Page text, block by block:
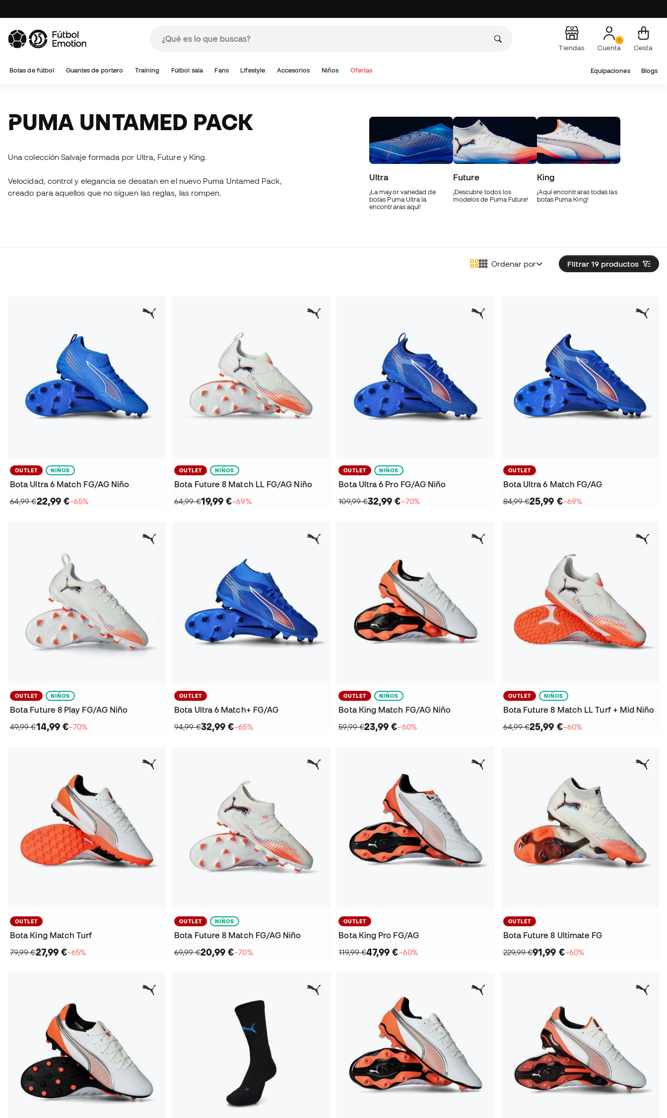
Tiendas Cuenta Cesta
Botas de fútbol Guantes de portero Training Fútbol sala Fans Lifestyle Accesorios Niños Ofertas Equipaciones Blogs
PUMA UNTAMED PACK
Una colección Salvaje formada por Ultra, Future y King.
Velocidad, control y elegancia se desatan en el nuevo Puma Untamed Pack,
creado para aquellos que no siguen las reglas, las rompen.
Ultra
¡La mayor variedad de
botas Puma Ultra la
encontraras aquí!
Future
¡Descubre todos los
modelos de Puma Future!
King
¡Aquí encontraras todas las
botas Puma King!
Filtrar 19 productos
Ordenar por
OUTLET NIÑOS
Bota Ultra 6 Match FG/AG Niño
64,99 €22,99 €−65%
OUTLET NIÑOS
Bota Future 8 Match LL FG/AG Niño
64,99 €19,99 €−69%
OUTLET NIÑOS
Bota Ultra 6 Pro FG/AG Niño
109,99 €32,99 €−70%
OUTLET
Bota Ultra 6 Match FG/AG
84,99 €25,99 €−69%
OUTLET NIÑOS
Bota Future 8 Play FG/AG Niño
49,99 €14,99 €−70%
OUTLET
Bota Ultra 6 Match+ FG/AG
94,99 €32,99 €−65%
OUTLET NIÑOS
Bota King Match FG/AG Niño
59,99 €23,99 €−60%
OUTLET NIÑOS
Bota Future 8 Match LL Turf + Mid Niño
64,99 €25,99 €−60%
OUTLET
Bota King Match Turf
79,99 €27,99 €−65%
OUTLET NIÑOS
Bota Future 8 Match FG/AG Niño
69,99 €20,99 €−70%
OUTLET
Bota King Pro FG/AG
119,99 €47,99 €−60%
OUTLET
Bota Future 8 Ultimate FG
229,99 €91,99 €−60%